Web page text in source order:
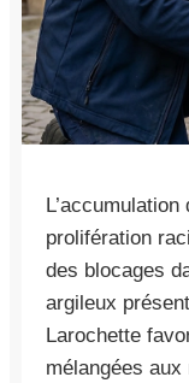
prolifération
des blocages
argileux
Larochette
mélangées